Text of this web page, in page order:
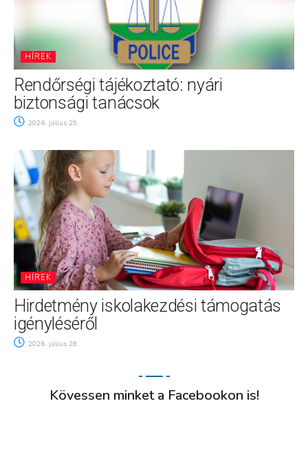
HÍREK
Rendőrségi tájékoztató: nyári
biztonsági tanácsok
2026. július 29.
HÍREK
Hirdetmény iskolakezdési támogatás
igényléséről
2026. július 28.
Kövessen minket a Facebookon is!